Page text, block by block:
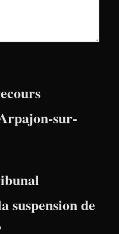
sur-
suspension de